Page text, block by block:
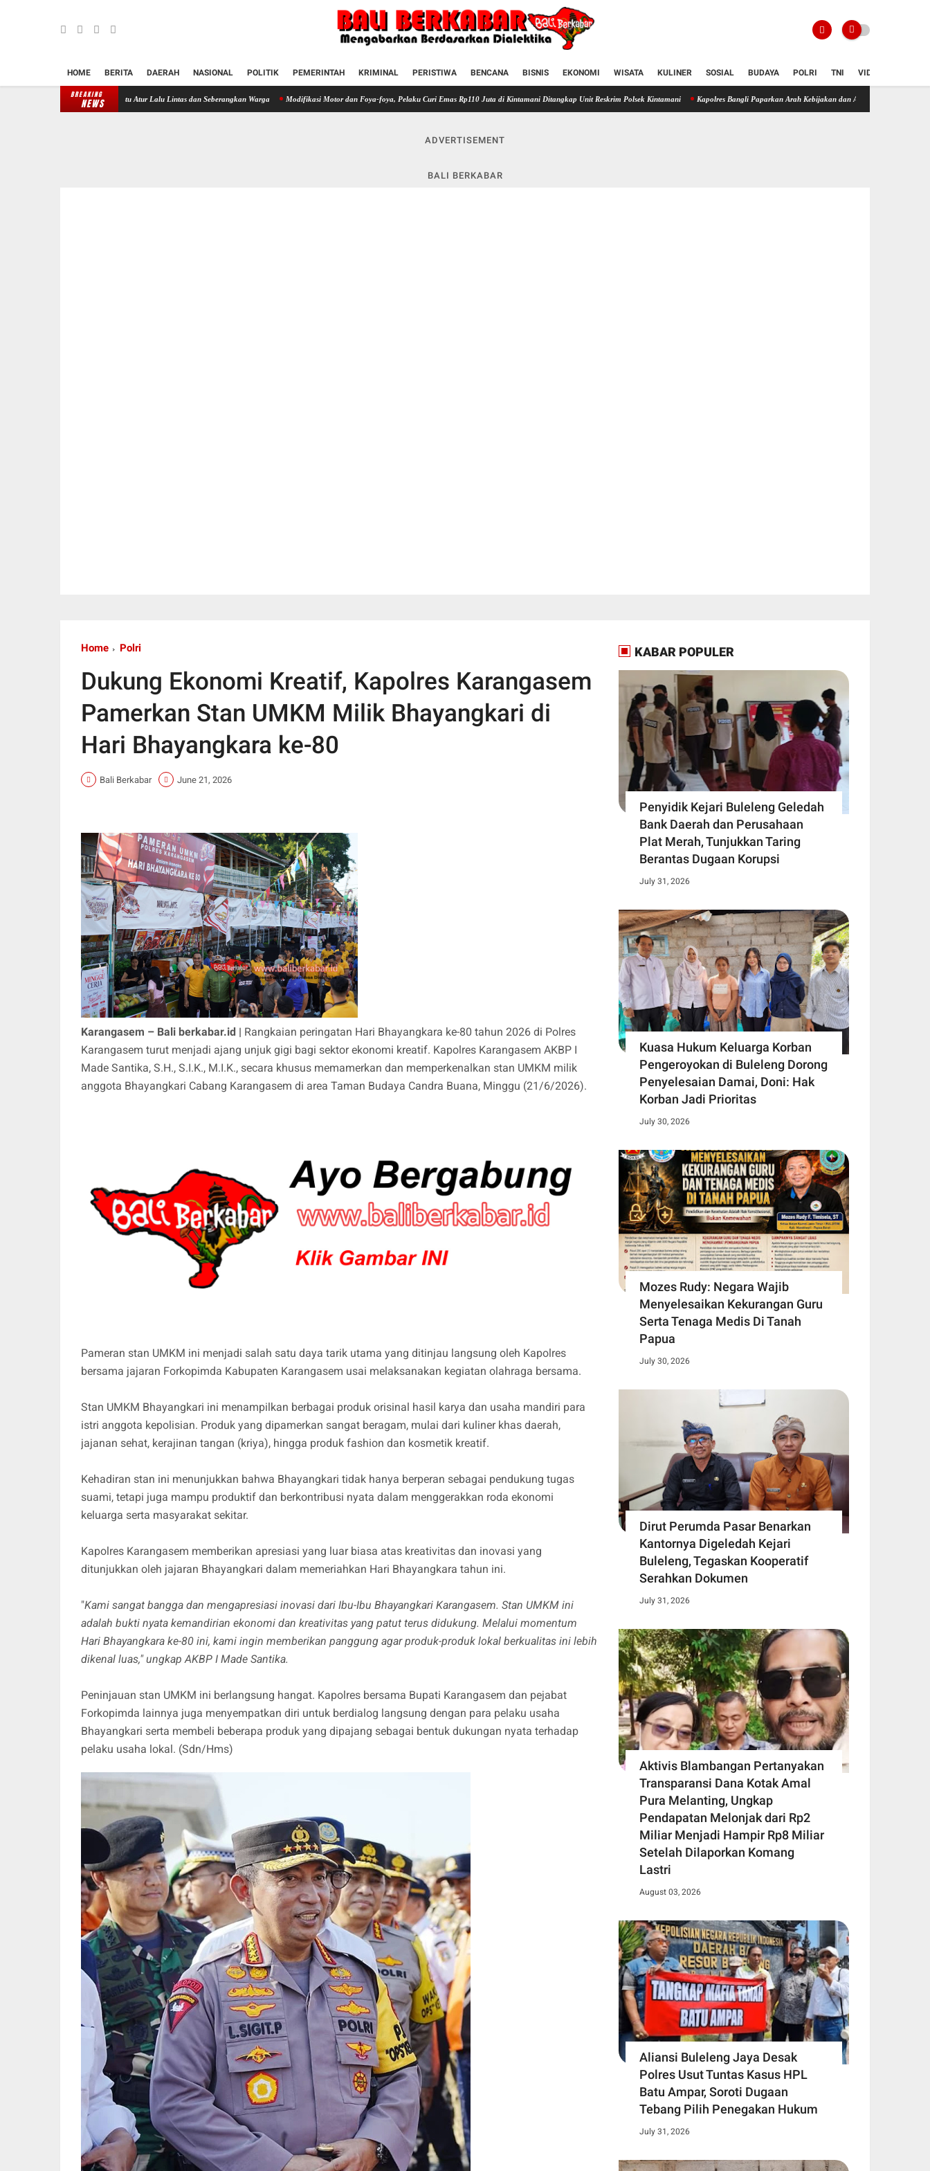
HOME BERITA DAERAH NASIONAL POLITIK PEMERINTAH KRIMINAL PERISTIWA BENCANA BISNIS EKONOMI WISATA KULINER SOSIAL BUDAYA POLRI TNI VIDIO
BREAKING
NEWS
Polsek Bangli Bantu Atur Lalu Lintas dan Seberangkan Warga Modifikasi Motor dan Foya-foya, Pelaku Curi Emas Rp110 Juta di Kintamani Ditangkap Unit Reskrim Polsek Kintamani Kapolres Bangli Paparkan Arah Kebijakan dan Aktualisasi Commander Wish
ADVERTISEMENT
BALI BERKABAR
Home Polri
Dukung Ekonomi Kreatif, Kapolres Karangasem
Pamerkan Stan UMKM Milik Bhayangkari di
Hari Bhayangkara ke-80
Bali Berkabar June 21, 2026
Karangasem – Bali berkabar.id | Rangkaian peringatan Hari Bhayangkara ke-80 tahun 2026 di Polres
Karangasem turut menjadi ajang unjuk gigi bagi sektor ekonomi kreatif. Kapolres Karangasem AKBP I
Made Santika, S.H., S.I.K., M.I.K., secara khusus memamerkan dan memperkenalkan stan UMKM milik
anggota Bhayangkari Cabang Karangasem di area Taman Budaya Candra Buana, Minggu (21/6/2026).
Pameran stan UMKM ini menjadi salah satu daya tarik utama yang ditinjau langsung oleh Kapolres
bersama jajaran Forkopimda Kabupaten Karangasem usai melaksanakan kegiatan olahraga bersama.
Stan UMKM Bhayangkari ini menampilkan berbagai produk orisinal hasil karya dan usaha mandiri para
istri anggota kepolisian. Produk yang dipamerkan sangat beragam, mulai dari kuliner khas daerah,
jajanan sehat, kerajinan tangan (kriya), hingga produk fashion dan kosmetik kreatif.
Kehadiran stan ini menunjukkan bahwa Bhayangkari tidak hanya berperan sebagai pendukung tugas
suami, tetapi juga mampu produktif dan berkontribusi nyata dalam menggerakkan roda ekonomi
keluarga serta masyarakat sekitar.
Kapolres Karangasem memberikan apresiasi yang luar biasa atas kreativitas dan inovasi yang
ditunjukkan oleh jajaran Bhayangkari dalam memeriahkan Hari Bhayangkara tahun ini.
"Kami sangat bangga dan mengapresiasi inovasi dari Ibu-Ibu Bhayangkari Karangasem. Stan UMKM ini
adalah bukti nyata kemandirian ekonomi dan kreativitas yang patut terus didukung. Melalui momentum
Hari Bhayangkara ke-80 ini, kami ingin memberikan panggung agar produk-produk lokal berkualitas ini lebih
dikenal luas," ungkap AKBP I Made Santika.
Peninjauan stan UMKM ini berlangsung hangat. Kapolres bersama Bupati Karangasem dan pejabat
Forkopimda lainnya juga menyempatkan diri untuk berdialog langsung dengan para pelaku usaha
Bhayangkari serta membeli beberapa produk yang dipajang sebagai bentuk dukungan nyata terhadap
pelaku usaha lokal. (Sdn/Hms)
KABAR POPULER
Penyidik Kejari Buleleng Geledah
Bank Daerah dan Perusahaan
Plat Merah, Tunjukkan Taring
Berantas Dugaan Korupsi
July 31, 2026
Kuasa Hukum Keluarga Korban
Pengeroyokan di Buleleng Dorong
Penyelesaian Damai, Doni: Hak
Korban Jadi Prioritas
July 30, 2026
Mozes Rudy: Negara Wajib
Menyelesaikan Kekurangan Guru
Serta Tenaga Medis Di Tanah
Papua
July 30, 2026
Dirut Perumda Pasar Benarkan
Kantornya Digeledah Kejari
Buleleng, Tegaskan Kooperatif
Serahkan Dokumen
July 31, 2026
Aktivis Blambangan Pertanyakan
Transparansi Dana Kotak Amal
Pura Melanting, Ungkap
Pendapatan Melonjak dari Rp2
Miliar Menjadi Hampir Rp8 Miliar
Setelah Dilaporkan Komang
Lastri
August 03, 2026
Aliansi Buleleng Jaya Desak
Polres Usut Tuntas Kasus HPL
Batu Ampar, Soroti Dugaan
Tebang Pilih Penegakan Hukum
July 31, 2026